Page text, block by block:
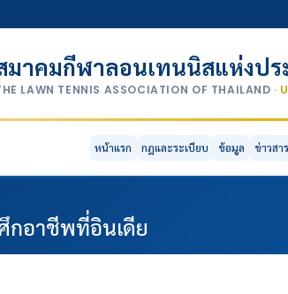
มาคมกีฬาลอนเทนนิสแห่งป
LAWN TENNIS ASSOCIATION OF THAILAND ·
หน้าแรก กฎและระเบียบ ข้อมูล ข่าวสาร
อาชีพที่อินเดีย